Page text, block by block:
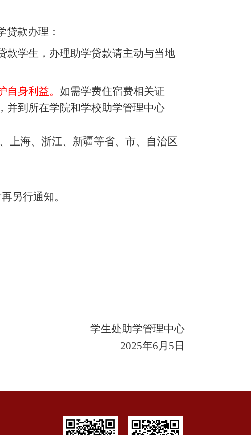
款办理：
款学生，办理助学贷款请主动与当地
身利益。 如需学费住宿费相关证
并到所在学院和学校助学管理中心
上海、浙江、新疆等省、市、自治区
另行通知。
学生处助学管理中心
2025年6月5日